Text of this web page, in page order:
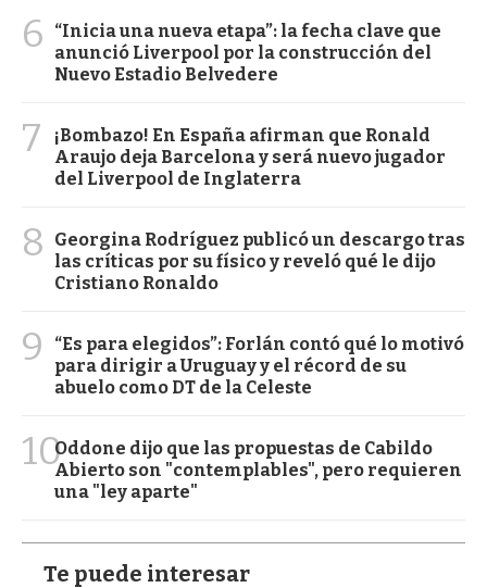
6
“Inicia una nueva etapa”: la fecha clave que
anunció Liverpool por la construcción del
Nuevo Estadio Belvedere
7
¡Bombazo! En España afirman que Ronald
Araujo deja Barcelona y será nuevo jugador
del Liverpool de Inglaterra
8
Georgina Rodríguez publicó un descargo tras
las críticas por su físico y reveló qué le dijo
Cristiano Ronaldo
9
“Es para elegidos”: Forlán contó qué lo motivó
para dirigir a Uruguay y el récord de su
abuelo como DT de la Celeste
10Oddone dijo que las propuestas de Cabildo
Abierto son "contemplables", pero requieren
una "ley aparte"
Te puede interesar